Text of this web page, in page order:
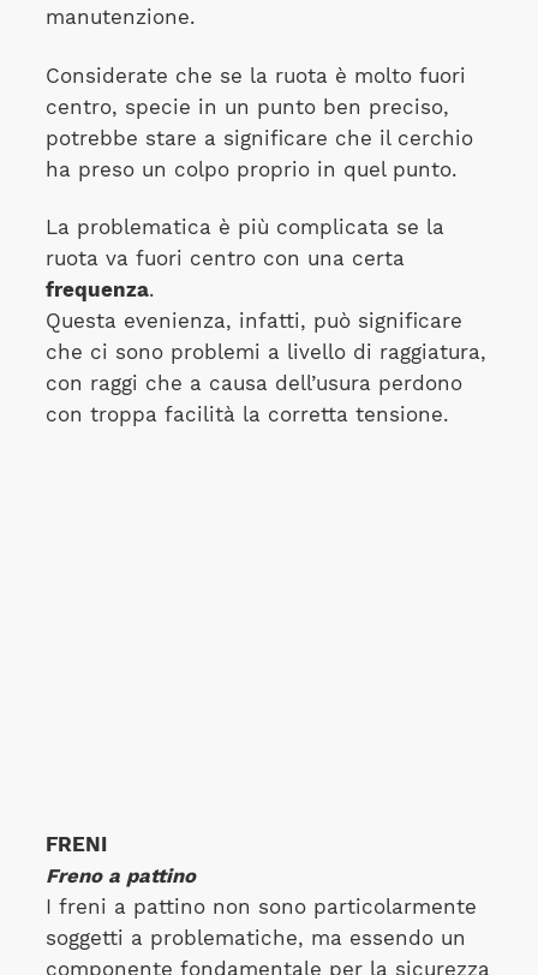
manutenzione.
Considerate che se la ruota è molto fuori
centro, specie in un punto ben preciso,
potrebbe stare a significare che il cerchio
ha preso un colpo proprio in quel punto.
La problematica è più complicata se la
ruota va fuori centro con una certa
frequenza.
Questa evenienza, infatti, può significare
che ci sono problemi a livello di raggiatura,
con raggi che a causa dell’usura perdono
con troppa facilità la corretta tensione.
FRENI
Freno a pattino
I freni a pattino non sono particolarmente
soggetti a problematiche, ma essendo un
componente fondamentale per la sicurezza